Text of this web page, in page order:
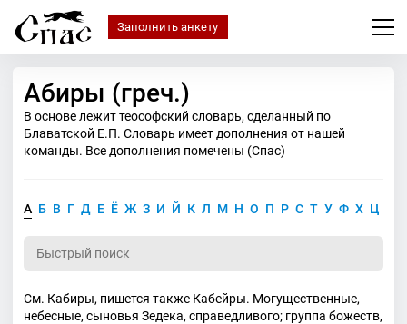
Заполнить анкету
Абиры (греч.)
В основе лежит теософский словарь, сделанный по
Блаватской Е.П. Словарь имеет дополнения от нашей
команды. Все дополнения помечены (Спас)
А Б В Г Д Е Ё Ж З И Й К Л М Н О П Р С Т У Ф Х Ц
См. Кабиры, пишется также Кабейры. Могущественные,
небесные, сыновья Зедека, справедливого; группа божеств,